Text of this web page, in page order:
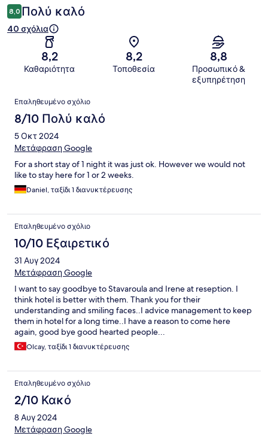
8,0 Πολύ καλό
40 σχόλια
8,2
Καθαριότητα
8,2
Τοποθεσία
8,8
Προσωπικό &
εξυπηρέτηση
Σχόλια
Επαληθευμένο σχόλιο
8/10 Πολύ καλό
5 Οκτ 2024
Μετάφραση Google
For a short stay of 1 night it was just ok. However we would not
like to stay here for 1 or 2 weeks.
Daniel, ταξίδι 1 διανυκτέρευσης
Επαληθευμένο σχόλιο
10/10 Εξαιρετικό
31 Αυγ 2024
Μετάφραση Google
I want to say goodbye to Stavaroula and Irene at reseption. I
think hotel is better with them. Thank you for their
understanding and smiling faces..I advice management to keep
them in hotel for a long time..I have a reason to come here
again, good bye good hearted people...
Olcay, ταξίδι 1 διανυκτέρευσης
Επαληθευμένο σχόλιο
2/10 Κακό
8 Αυγ 2024
Μετάφραση Google